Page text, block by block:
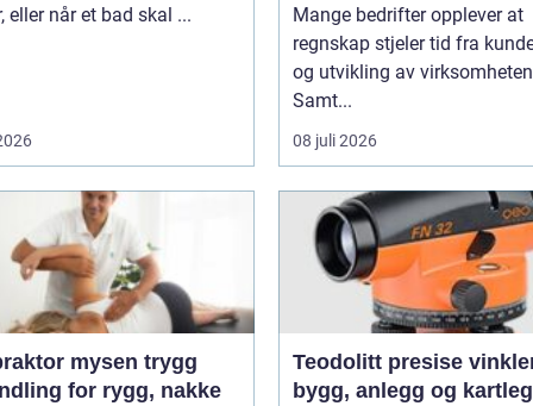
eller når et bad skal ...
Mange bedrifter opplever at
regnskap stjeler tid fra
og utvikling av
Samt...
08 juli 2026
mysen trygg
for rygg, nakke
Teodolitt presise vinkler for
bygg, anlegg og